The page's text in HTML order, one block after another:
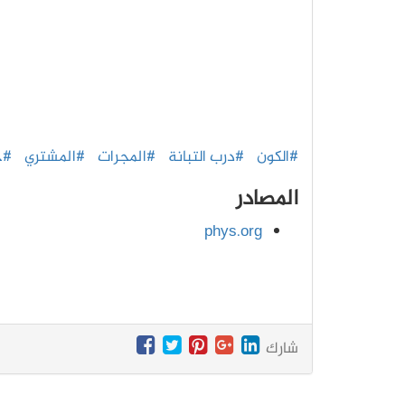
#الكون #درب التبانة #المجرات #المشتري
المصادر
phys.org
شارك